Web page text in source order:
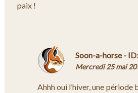
paix !
Soon-a-horse -
Mercredi 25 mai
Ahhh oui l’hiver, une